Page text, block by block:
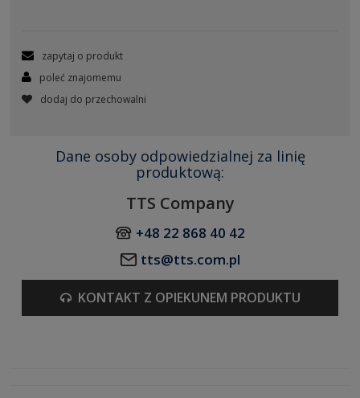
zapytaj o produkt
poleć znajomemu
dodaj do przechowalni
Dane osoby odpowiedzialnej za linię
produktową:
TTS Company
+48 22 868 40 42
tts@tts.com.pl
KONTAKT Z OPIEKUNEM PRODUKTU